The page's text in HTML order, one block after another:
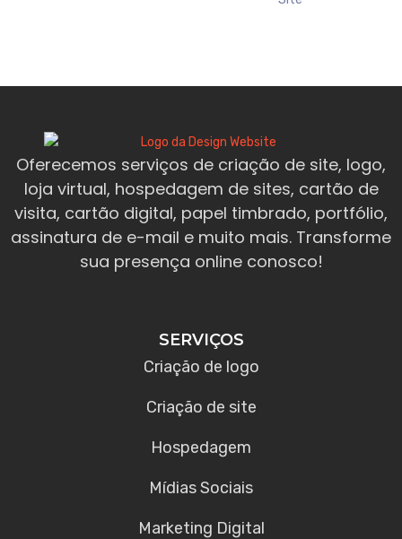
Oferecemos serviços de criação de site, logo,
loja virtual, hospedagem de sites, cartão de
visita, cartão digital, papel timbrado, portfólio,
assinatura de e-mail e muito mais. Transforme
sua presença online conosco!
SERVIÇOS
Criação de logo
Criação de site
Hospedagem
Mídias Sociais
Marketing Digital